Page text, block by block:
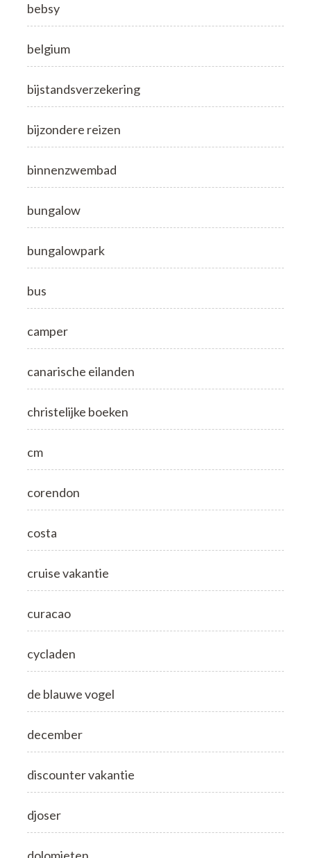
bebsy
belgium
bijstandsverzekering
bijzondere reizen
binnenzwembad
bungalow
bungalowpark
bus
camper
canarische eilanden
christelijke boeken
cm
corendon
costa
cruise vakantie
curacao
cycladen
de blauwe vogel
december
discounter vakantie
djoser